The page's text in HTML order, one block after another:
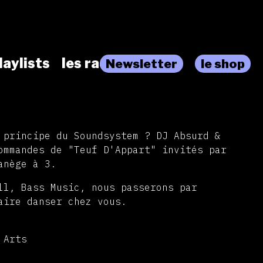
les radiosNewsletter le shop
du Soundsystem ? DJ Absurd &
de "Teuf D'Appart" invités par
à 3.
Bass Music, nous passerons par
danser chez vous.
Arts